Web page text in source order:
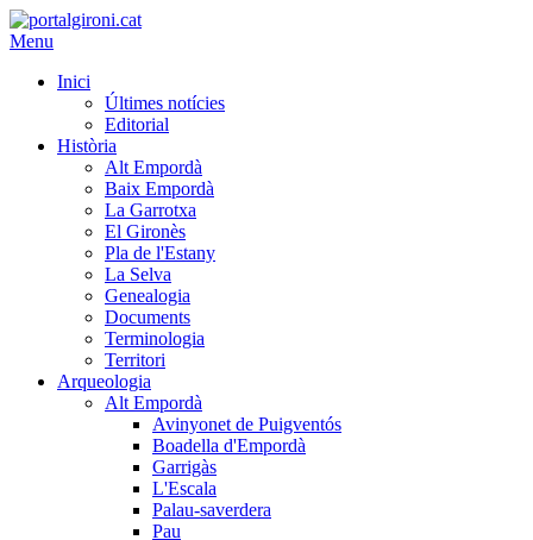
Menu
Inici
Últimes notícies
Editorial
Història
Alt Empordà
Baix Empordà
La Garrotxa
El Gironès
Pla de l'Estany
La Selva
Genealogia
Documents
Terminologia
Territori
Arqueologia
Alt Empordà
Avinyonet de Puigventós
Boadella d'Empordà
Garrigàs
L'Escala
Palau-saverdera
Pau